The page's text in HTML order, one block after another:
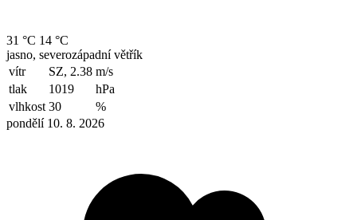
31 °C 14 °C
jasno, severozápadní větřík
vítr
SZ, 2.38 m/s
tlak
1019
hPa
vlhkost 30
%
pondělí 10. 8. 2026